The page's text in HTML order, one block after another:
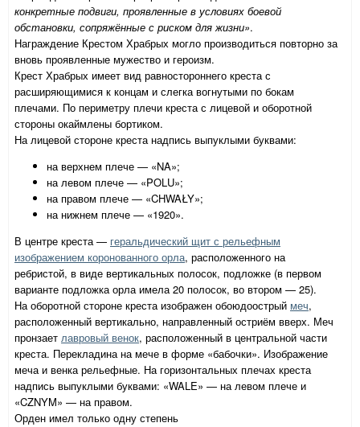
конкретные подвиги, проявленные в условиях боевой
обстановки, сопряжённые с риском для жизни».
Награждение Крестом Храбрых могло производиться повторно за
вновь проявленные мужество и героизм.
Крест Храбрых имеет вид равностороннего креста с
расширяющимися к концам и слегка вогнутыми по бокам
плечами. По периметру плечи креста с лицевой и оборотной
стороны окаймлены бортиком.
На лицевой стороне креста надпись выпуклыми буквами:
на верхнем плече — «NA»;
на левом плече — «POLU»;
на правом плече — «CHWAŁY»;
на нижнем плече — «1920».
В центре креста — геральдический щит с рельефным
изображением коронованного орла, расположенного на
ребристой, в виде вертикальных полосок, подложке (в первом
варианте подложка орла имела 20 полосок, во втором — 25).
На оборотной стороне креста изображен обоюдоострый меч,
расположенный вертикально, направленный остриём вверх. Меч
пронзает лавровый венок, расположенный в центральной части
креста. Перекладина на мече в форме «бабочки». Изображение
меча и венка рельефные. На горизонтальных плечах креста
надпись выпуклыми буквами: «WALE» — на левом плече и
«CZNYM» — на правом.
Орден имел только одну степень